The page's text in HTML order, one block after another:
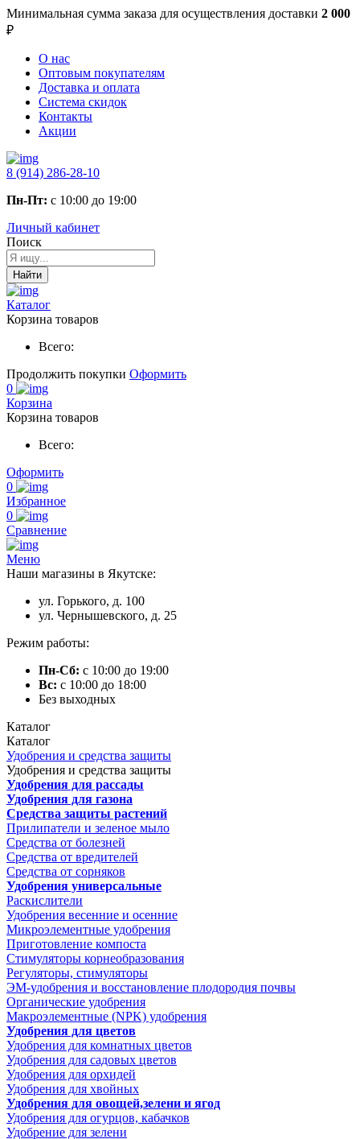
Минимальная сумма заказа для осуществления доставки 2 000
₽
О нас
Оптовым покупателям
Доставка и оплата
Система скидок
Контакты
Акции
8 (914) 286-28-10
Пн-Пт: с 10:00 до 19:00
Личный кабинет
Поиск
Найти
Каталог
Корзина товаров
Всего:
Продолжить покупки Оформить
0
Корзина
Корзина товаров
Всего:
Оформить
0
Избранное
0
Сравнение
Меню
Наши магазины в Якутске:
ул. Горького, д. 100
ул. Чернышевского, д. 25
Режим работы:
Пн-Сб: с 10:00 до 19:00
Вс: с 10:00 до 18:00
Без выходных
Каталог
Каталог
Удобрения и средства защиты
Удобрения и средства защиты
Удобрения для рассады
Удобрения для газона
Средства защиты растений
Прилипатели и зеленое мыло
Средства от болезней
Средства от вредителей
Средства от сорняков
Удобрения универсальные
Раскислители
Удобрения весенние и осенние
Микроэлементные удобрения
Приготовление компоста
Стимуляторы корнеобразования
Регуляторы, стимуляторы
ЭМ-удобрения и восстановление плодородия почвы
Органические удобрения
Макроэлементные (NPK) удобрения
Удобрения для цветов
Удобрения для комнатных цветов
Удобрения для садовых цветов
Удобрения для орхидей
Удобрения для хвойных
Удобрения для овощей,зелени и ягод
Удобрения для огурцов, кабачков
Удобрение для зелени